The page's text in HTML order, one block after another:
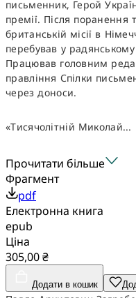
письменник, Герой
премії. Після поранення
британській місії в
перебував у
Працював головним
правління Спілки
через доноси.
«Тисячолітній Миколай...
Прочитати більше
Фрагмент
pdf
Електронна книга
epub
Ціна
305,00 ₴
Додати в кошик